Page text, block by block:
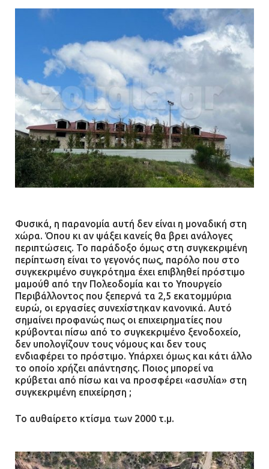
Φυσικά, η παρανομία αυτή δεν είναι η μοναδική στη
χώρα. Όπου κι αν ψάξει κανείς θα βρει ανάλογες
περιπτώσεις. Το παράδοξο όμως στη συγκεκριμένη
περίπτωση είναι το γεγονός πως, παρόλο που στο
συγκεκριμένο συγκρότημα έχει επιβληθεί πρόστιμο
μαμούθ από την Πολεοδομία και το Υπουργείο
Περιβάλλοντος που ξεπερνά τα 2,5 εκατομμύρια
ευρώ, οι εργασίες συνεχίστηκαν κανονικά. Αυτό
σημαίνει προφανώς πως οι επιχειρηματίες που
κρύβονται πίσω από το συγκεκριμένο ξενοδοχείο,
δεν υπολογίζουν τους νόμους και δεν τους
ενδιαφέρει το πρόστιμο. Υπάρχει όμως και κάτι άλλο
το οποίο χρήζει απάντησης. Ποιος μπορεί να
κρύβεται από πίσω και να προσφέρει «ασυλία» στη
συγκεκριμένη επιχείρηση ;
To αυθαίρετο κτίσμα των 2000 τ.μ.